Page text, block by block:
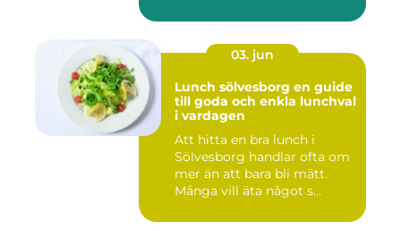
03. jun
Lunch sölvesborg en guide
till goda och enkla lunchval
i vardagen
Att hitta en bra lunch i
Sölvesborg handlar ofta om
mer än att bara bli mätt.
Många vill äta något s...